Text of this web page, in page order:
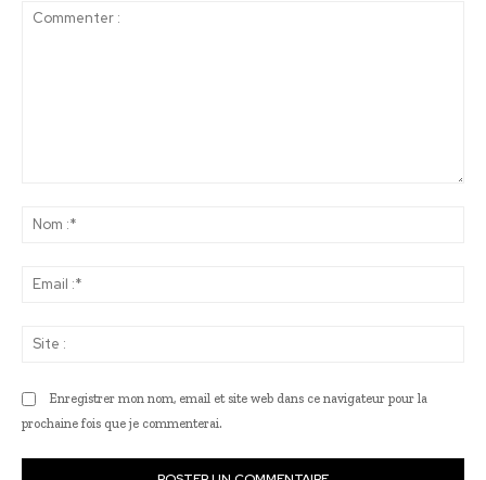
Enregistrer mon nom, email et site web dans ce navigateur pour la
prochaine fois que je commenterai.